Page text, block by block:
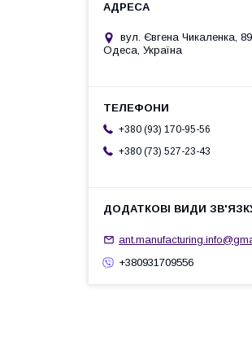
вул. Євгена Чикаленка,
Одеса, Україна
+380 (93) 170-95-56
+380 (73) 527-23-43
+380931709556